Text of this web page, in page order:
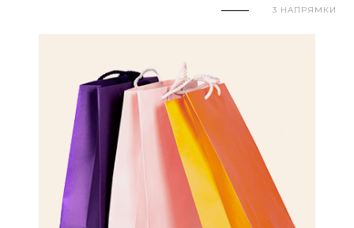
3 НАПРЯМКИ